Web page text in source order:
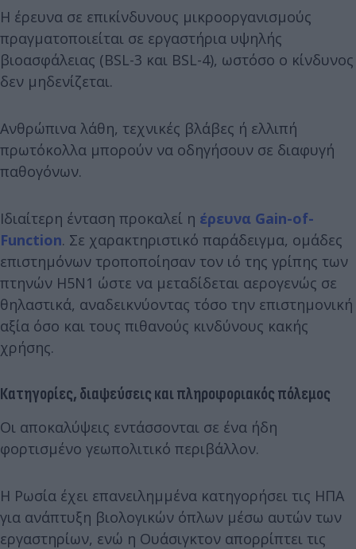
Η έρευνα σε επικίνδυνους μικροοργανισμούς
πραγματοποιείται σε εργαστήρια υψηλής
βιοασφάλειας (BSL-3 και BSL-4), ωστόσο ο κίνδυνος
δεν μηδενίζεται.
Ανθρώπινα λάθη, τεχνικές βλάβες ή ελλιπή
πρωτόκολλα μπορούν να οδηγήσουν σε διαφυγή
παθογόνων.
Ιδιαίτερη ένταση προκαλεί η έρευνα Gain-of-
Function. Σε χαρακτηριστικό παράδειγμα, ομάδες
επιστημόνων τροποποίησαν τον ιό της γρίπης των
πτηνών H5N1 ώστε να μεταδίδεται αερογενώς σε
θηλαστικά, αναδεικνύοντας τόσο την επιστημονική
αξία όσο και τους πιθανούς κινδύνους κακής
χρήσης.
Κατηγορίες, διαψεύσεις και πληροφοριακός πόλεμος
Οι αποκαλύψεις εντάσσονται σε ένα ήδη
φορτισμένο γεωπολιτικό περιβάλλον.
Η Ρωσία έχει επανειλημμένα κατηγορήσει τις ΗΠΑ
για ανάπτυξη βιολογικών όπλων μέσω αυτών των
εργαστηρίων, ενώ η Ουάσιγκτον απορρίπτει τις